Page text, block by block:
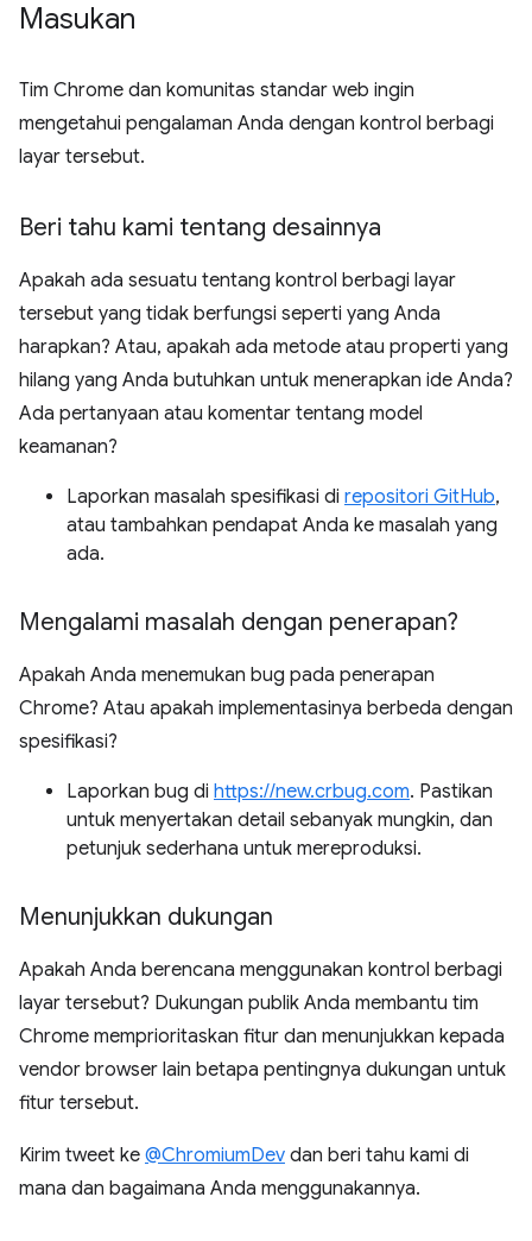
Masukan
Tim Chrome dan komunitas standar web ingin
mengetahui pengalaman Anda dengan kontrol berbagi
layar tersebut.
Beri tahu kami tentang desainnya
Apakah ada sesuatu tentang kontrol berbagi layar
tersebut yang tidak berfungsi seperti yang Anda
harapkan? Atau, apakah ada metode atau properti yang
hilang yang Anda butuhkan untuk menerapkan ide Anda?
Ada pertanyaan atau komentar tentang model
keamanan?
Laporkan masalah spesifikasi di repositori GitHub,
atau tambahkan pendapat Anda ke masalah yang
ada.
Mengalami masalah dengan penerapan?
Apakah Anda menemukan bug pada penerapan
Chrome? Atau apakah implementasinya berbeda dengan
spesifikasi?
Laporkan bug di https://new.crbug.com. Pastikan
untuk menyertakan detail sebanyak mungkin, dan
petunjuk sederhana untuk mereproduksi.
Menunjukkan dukungan
Apakah Anda berencana menggunakan kontrol berbagi
layar tersebut? Dukungan publik Anda membantu tim
Chrome memprioritaskan fitur dan menunjukkan kepada
vendor browser lain betapa pentingnya dukungan untuk
fitur tersebut.
Kirim tweet ke @ChromiumDev dan beri tahu kami di
mana dan bagaimana Anda menggunakannya.